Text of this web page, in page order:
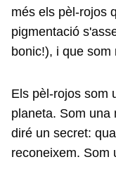
més els pèl-rojos
pigmentació
bonic!), i que
Els pèl-rojos som
planeta. Som una
diré un secret:
reconeixem. Som